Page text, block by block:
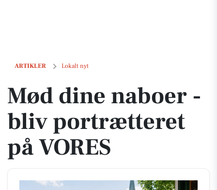
ARTIKLER Lokalt nyt
Mød dine naboer - bliv portrætteret på VORES
Mød dine naboer -
bliv portrætteret
på VORES